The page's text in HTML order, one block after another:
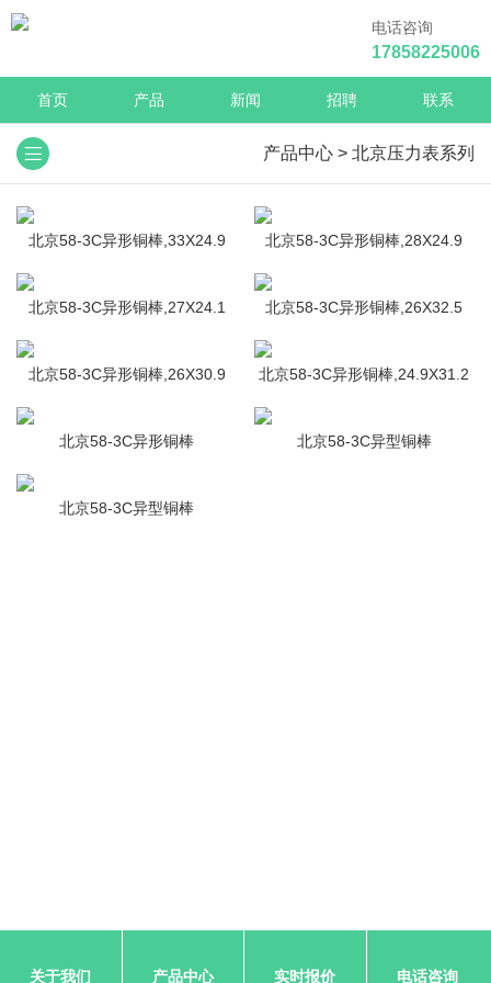
电话咨询
17858225006
首页 产品 新闻 招聘 联系
产品中心 > 北京压力表系列
北京58-3C异形铜棒,33X24.9 北京58-3C异形铜棒,28X24.9
北京58-3C异形铜棒,27X24.1 北京58-3C异形铜棒,26X32.5
北京58-3C异形铜棒,26X30.9 北京58-3C异形铜棒,24.9X31.2
北京58-3C异形铜棒 北京58-3C异型铜棒
北京58-3C异型铜棒
关于我们 产品中心 实时报价 电话咨询